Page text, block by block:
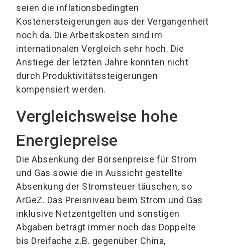
seien die inflationsbedingten
Kostenersteigerungen aus der Vergangenheit
noch da. Die Arbeitskosten sind im
internationalen Vergleich sehr hoch. Die
Anstiege der letzten Jahre konnten nicht
durch Produktivitätssteigerungen
kompensiert werden.
Vergleichsweise hohe
Energiepreise
Die Absenkung der Börsenpreise für Strom
und Gas sowie die in Aussicht gestellte
Absenkung der Stromsteuer täuschen, so
ArGeZ. Das Preisniveau beim Strom und Gas
inklusive Netzentgelten und sonstigen
Abgaben beträgt immer noch das Doppelte
bis Dreifache z.B. gegenüber China,